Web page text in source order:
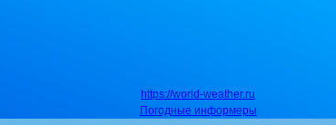
https://world-weather.ru
Погодные информеры